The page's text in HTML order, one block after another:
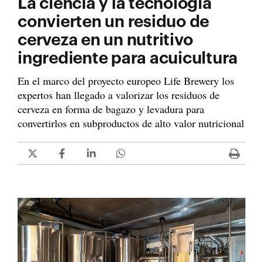
La ciencia y la tecnología
convierten un residuo de
cerveza en un nutritivo
ingrediente para acuicultura
En el marco del proyecto europeo Life Brewery los
expertos han llegado a valorizar los residuos de
cerveza en forma de bagazo y levadura para
convertirlos en subproductos de alto valor nutricional